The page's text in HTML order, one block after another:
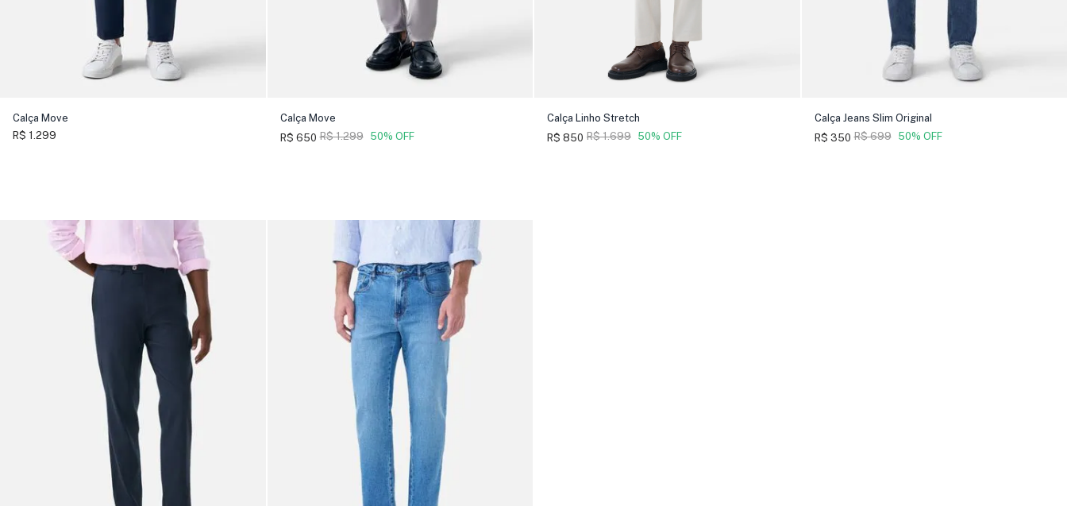
Calça Move
R$ 1.299
Calça Move
R$ 650
50% OFF
R$ 1.299
Calça Linho Stretch
R$ 850
50% OFF
R$ 1.699
Calça Jeans Slim Original
R$ 350
50% OFF
R$ 699